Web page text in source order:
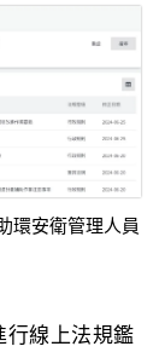
環安衛管理人員
行線上法規鑑